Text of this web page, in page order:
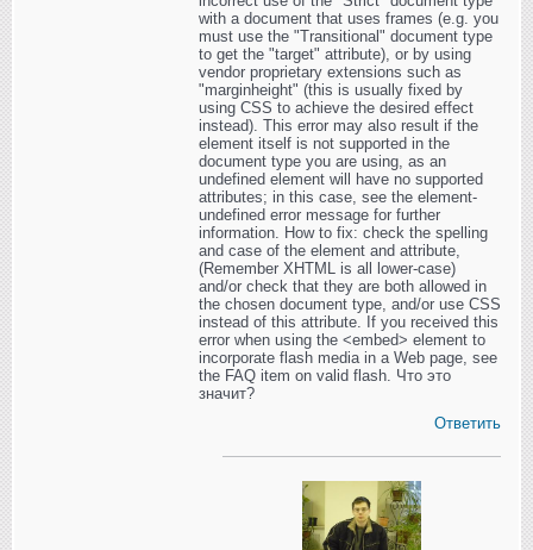
with a document that uses frames (e.g. you
must use the "Transitional" document type
to get the "target" attribute), or by using
vendor proprietary extensions such as
"marginheight" (this is usually fixed by
using CSS to achieve the desired effect
instead). This error may also result if the
element itself is not supported in the
document type you are using, as an
undefined element will have no supported
attributes; in this case, see the element-
undefined error message for further
information. How to fix: check the spelling
and case of the element and attribute,
(Remember XHTML is all lower-case)
and/or check that they are both allowed in
the chosen document type, and/or use CSS
instead of this attribute. If you received this
error when using the <embed> element to
incorporate flash media in a Web page, see
the FAQ item on valid flash. Что это
значит?
Ответить